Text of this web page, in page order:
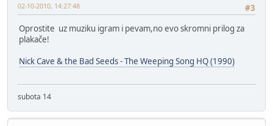
#3
02-10-2010, 14:27:48
Oprostite uz muziku igram i pevam,no evo skromni prilog za
plakače!
Nick Cave & the Bad Seeds - The Weeping Song HQ (1990)
subota 14